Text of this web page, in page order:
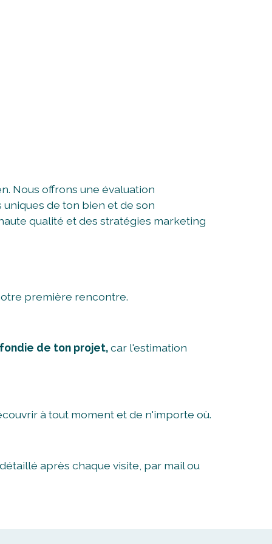
Nous offrons une évaluation
de ton bien et de son
qualité et des stratégies marketing
première rencontre.
de ton projet,car l'estimation
à tout moment et de n'importe où.
après chaque visite, par mail ou